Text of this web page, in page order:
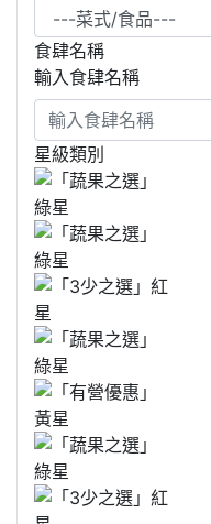
食肆名稱
輸入食肆名稱
星級類別